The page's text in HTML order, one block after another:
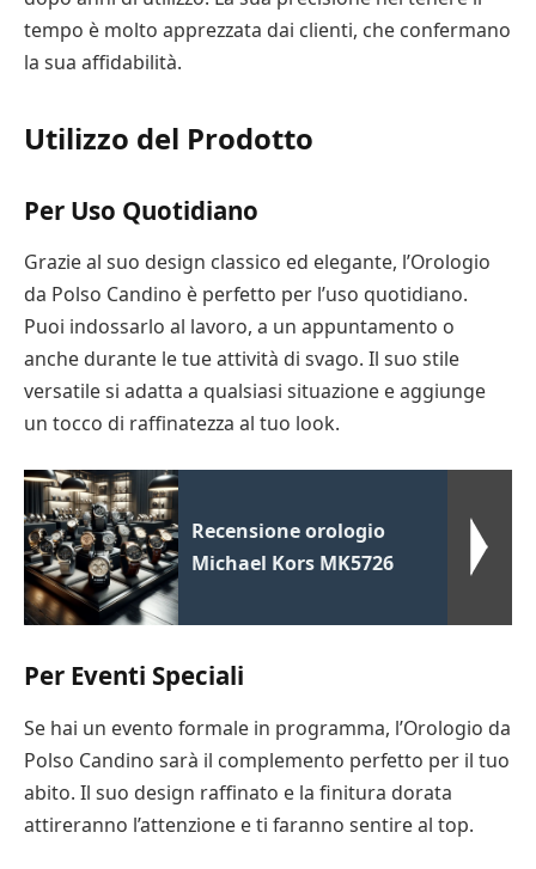
tempo è molto apprezzata dai clienti, che confermano
la sua affidabilità.
Utilizzo del Prodotto
Per Uso Quotidiano
Grazie al suo design classico ed elegante, l’Orologio
da Polso Candino è perfetto per l’uso quotidiano.
Puoi indossarlo al lavoro, a un appuntamento o
anche durante le tue attività di svago. Il suo stile
versatile si adatta a qualsiasi situazione e aggiunge
un tocco di raffinatezza al tuo look.
Recensione orologio
Michael Kors MK5726
Per Eventi Speciali
Se hai un evento formale in programma, l’Orologio da
Polso Candino sarà il complemento perfetto per il tuo
abito. Il suo design raffinato e la finitura dorata
attireranno l’attenzione e ti faranno sentire al top.